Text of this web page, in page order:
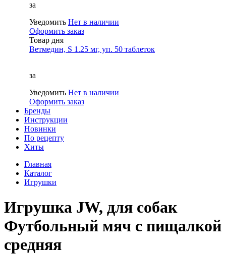
за
Уведомить Нет в наличии
Оформить заказ
Товар дня
Ветмедин, S 1.25 мг, уп. 50 таблеток
за
Уведомить Нет в наличии
Оформить заказ
Бренды
Инструкции
Новинки
По рецепту
Хиты
Главная
Каталог
Игрушки
Игрушка JW, для собак
Футбольный мяч с пищалкой
средняя